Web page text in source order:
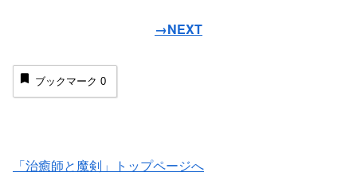
→NEXT
ブックマーク 0
「治癒師と魔剣」トップページへ